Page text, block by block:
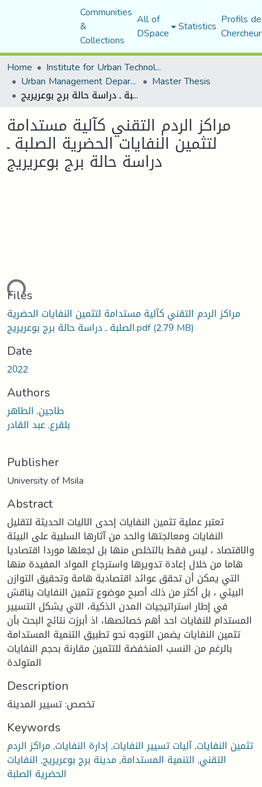
Communities
&
Collections
All of
DSpace Statistics Profils
Home
Institute for Urban Technology Management
Urban Management Department Master Thesis
مراكز الردم التقني كآلية مستدامة لتثمين النفايات الحضرية الصلبة ـ دراسة حالة برج بوعريريج
مراكز الردم التقني كآلية مستدامة
لتثمين النفايات الحضرية الصلبة ـ
دراسة حالة برج بوعريريج
Files
مراكز الردم التقني كآلية مستدامة لتثمين النفايات الحضرية
الصلبة ـ دراسة حالة برج بوعريريج.pdf(2.79 MB)
Date
2022
Authors
طاجين, الطاهر
بلقرع, عبد القادر
Publisher
University of Msila
Abstract
تعتبر عملية تثمين النفايات إحدى الاليات الحديثة لتقليل
النفايات ومعالجتها والحد من آثارها السلبية على البيئة
والاقتصاد ، ليس فقط بالتخلص منها بل لجعلها موردا اقتصاديا
هاما من خلال إعادة تدويرها واسترجاع المواد المفيدة منها
التي يمكن أن تحقق عوائد اقتصادية هامة وتحقيق التوازن
البيئي ، بل أكثر من ذلك أصبح موضوع تثمين النفايات يناقش
في إطار استراتيجيات المدن الذكية، التي يشكل التسيير
المستدام للنفايات احد أهم خصائصها، اذ أبرزت نتائج البحث بأن
تثمين النفايات يضمن التوجه نحو تطبيق التنمية المستدامة
بالرغم من النسب المنخفضة للتثمين مقارنة بحجم النفايات
المتولدة
Description
تخصص: تسيير المدينة
Keywords
تثمين النفايات,آليات تسيير النفايات,إدارة النفايات,مراكز الردم
التقني, التنمية المستدامة,مدينة برج بوعريريج, النفايات
الحضرية الصلبة